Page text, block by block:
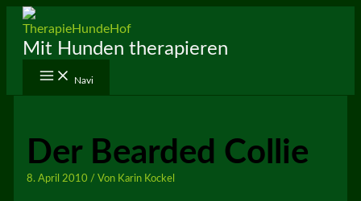
Zum
Inhalt
springen
Mit Hunden therapieren
Navi
Der Bearded Collie
8. April 2010 / Von Karin Kockel